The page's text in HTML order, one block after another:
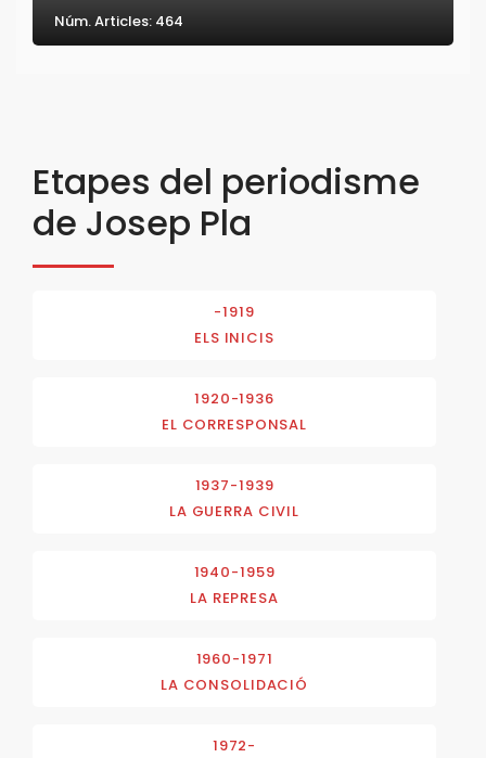
Núm. Articles: 464
Etapes del periodisme
de Josep Pla
-1919
ELS INICIS
1920-1936
EL CORRESPONSAL
1937-1939
LA GUERRA CIVIL
1940-1959
LA REPRESA
1960-1971
LA CONSOLIDACIÓ
1972-